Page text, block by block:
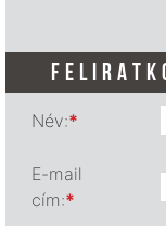
Név:*
E-mail
cím:*